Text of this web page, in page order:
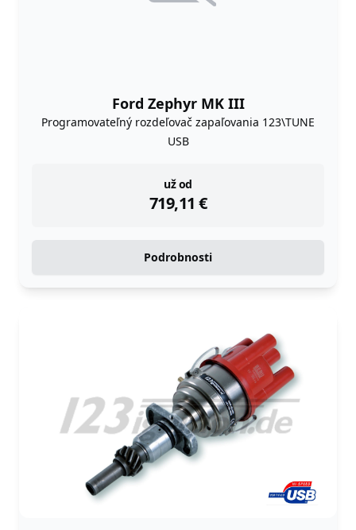
Ford Zephyr MK III
Programovateľný rozdeľovač zapaľovania 123\TUNE
USB
už od
719,11 €
instock
Podrobnosti